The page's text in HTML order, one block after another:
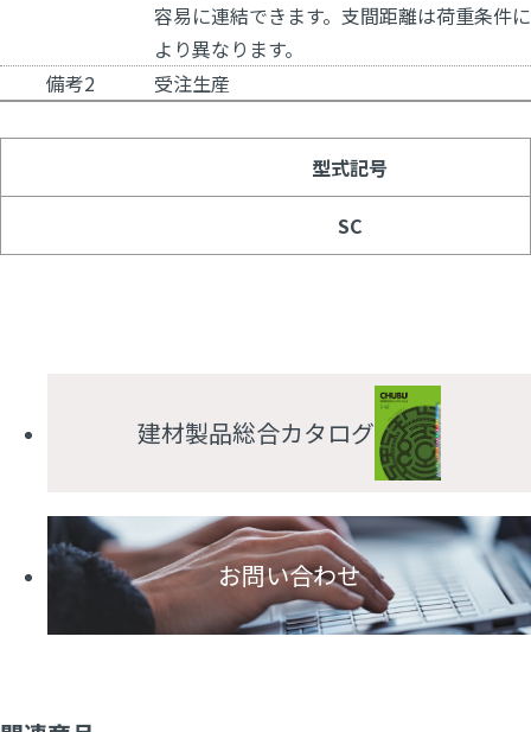
容易に連結できます。支間距離は荷重条件に
より異なります。
備考2
受注生産
型式記号
SC
建材製品総合カタログ
お問い合わせ